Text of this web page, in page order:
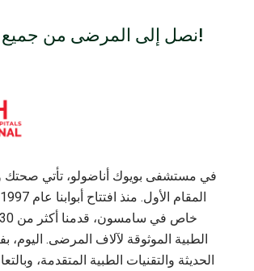
نصل إلى المرضى من جميع أنحاء العالم!
في مستشفى بويوك أناضولو، تأتي صحتك
الطبية الموثوقة لآلاف المرضى. اليوم،
الحديثة والتقنيات الطبية المتقدمة،